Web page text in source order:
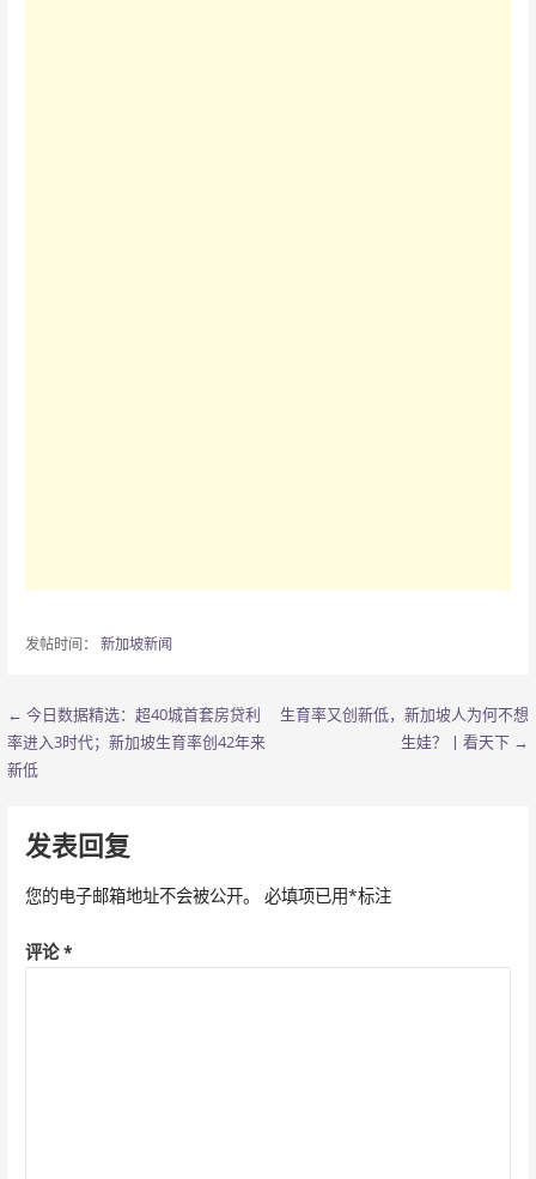
发帖时间： 新加坡新闻
文
章
航
← 今日数据精选：超40城首套房贷利
率进入3时代；新加坡生育率创42年来
新低
生育率又创新低，新加坡人为何不想
生娃？丨看天下 →
发表回复
您的电子邮箱地址不会被公开。 必填项已用*标注
评论*